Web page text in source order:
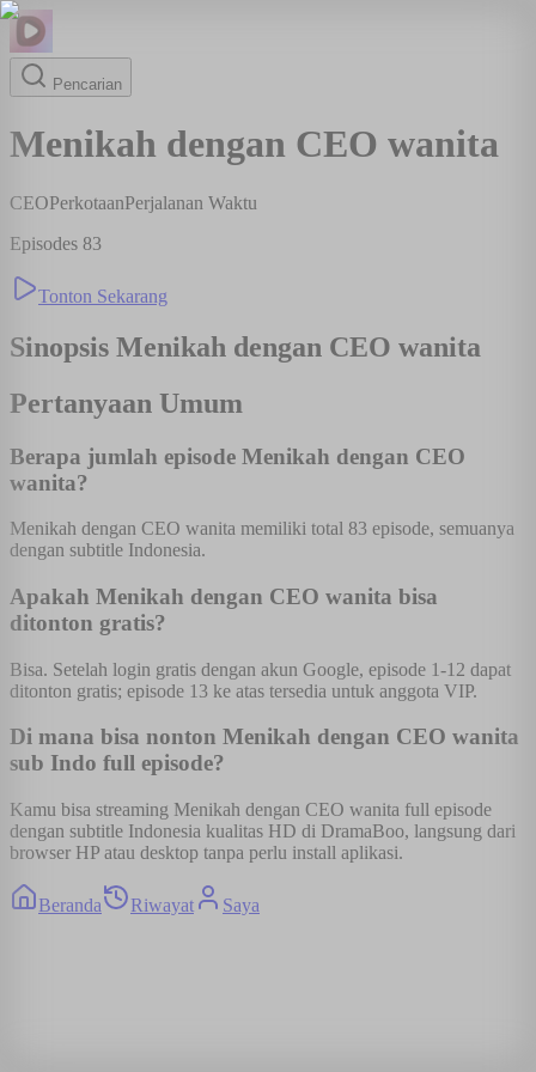
Pencarian
Menikah dengan CEO wanita
CEOPerkotaanPerjalanan Waktu
Episodes 83
Tonton Sekarang
Sinopsis Menikah dengan CEO wanita
Pertanyaan Umum
Berapa jumlah episode Menikah dengan CEO
wanita?
Menikah dengan CEO wanita memiliki total 83 episode, semuanya
dengan subtitle Indonesia.
Apakah Menikah dengan CEO wanita bisa
ditonton gratis?
Bisa. Setelah login gratis dengan akun Google, episode 1-12 dapat
ditonton gratis; episode 13 ke atas tersedia untuk anggota VIP.
Di mana bisa nonton Menikah dengan CEO wanita
sub Indo full episode?
Kamu bisa streaming Menikah dengan CEO wanita full episode
dengan subtitle Indonesia kualitas HD di DramaBoo, langsung dari
browser HP atau desktop tanpa perlu install aplikasi.
Beranda Riwayat Saya